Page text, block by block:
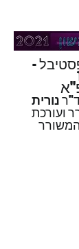
-
נורית
ועורכת